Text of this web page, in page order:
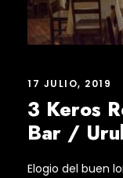
17 JULIO, 2019
3 Keros
Bar /
Elogio del buen